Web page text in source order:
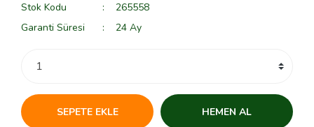
Stok Kodu
265558
Garanti Süresi
24 Ay
SEPETE EKLE HEMEN AL